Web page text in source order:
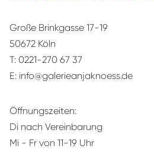
Große Brinkgasse 17-19
50672 Köln
T: 0221-270 67 37
E: info@galerieanjaknoess.de
Öffnungszeiten:
Di nach Vereinbarung
Mi - Fr von 11-19 Uhr